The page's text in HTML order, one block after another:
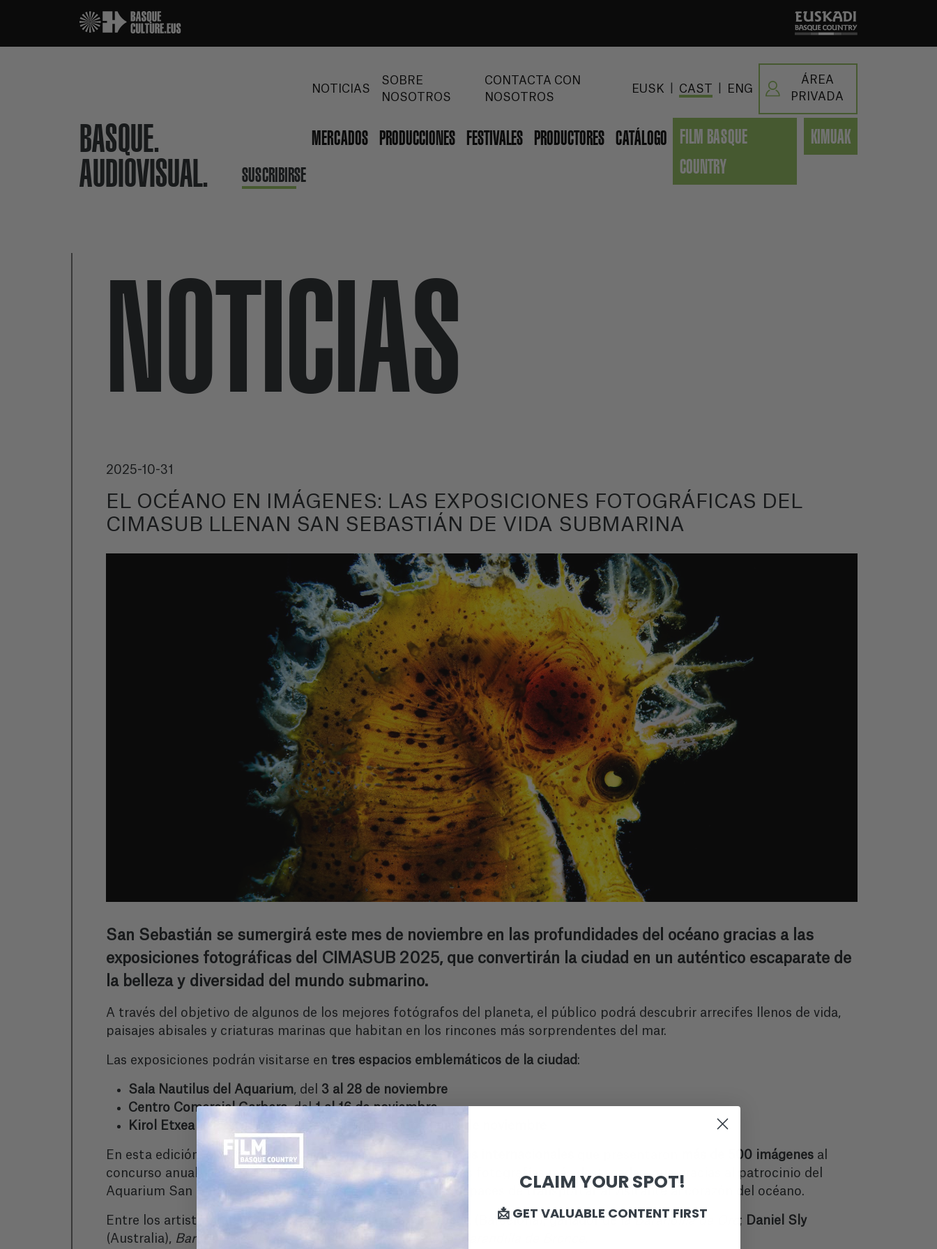
BASQUE.
AUDIOVISUAL.
SUSCRIBIRSE
NOTICIAS
SOBRE
NOSOTROS
CONTACTA CON
NOSOTROS
EUSK CAST ENG
ÁREA
PRIVADA
MERCADOS PRODUCCIONES FESTIVALES PRODUCTORES CATÁLOGO
FILM BASQUE
COUNTRY
KIMUAK
NOTICIAS
2025-10-31
EL OCÉANO EN IMÁGENES: LAS EXPOSICIONES FOTOGRÁFICAS DEL
CIMASUB LLENAN SAN SEBASTIÁN DE VIDA SUBMARINA
San Sebastián se sumergirá este mes de noviembre en las profundidades del océano gracias a las
exposiciones fotográficas del CIMASUB 2025, que convertirán la ciudad en un auténtico escaparate de
la belleza y diversidad del mundo submarino.
A través del objetivo de algunos de los mejores fotógrafos del planeta, el público podrá descubrir arrecifes llenos de vida,
paisajes abisales y criaturas marinas que habitan en los rincones más sorprendentes del mar.
Las exposiciones podrán visitarse en tres espacios emblemáticos de la ciudad :
Sala Nautilus del Aquarium, del 3 al 28 de noviembre
Centro Comercial Garbera, del1 al 16 de noviembre
Kirol Etxea del Estadio de Anoeta
En esta edición, el festival ha reunido a más de 500 imágenes al
concurso anual. De entre todas ellas, se han seleccionado las fotografías más destacadas, que gracias al patrocinio del
Aquarium San Sebastián, componen estas tres muestras capaces de transportar al visitante al corazón del océano.
Entre los artistas galardonados destacan Joan Barcia Ubeda (Barcelona), ganador de laBarandilla de Oro ; Daniel Sly
(Australia), Barandilla de Plata ; yMiguel Ramírez
CLAIM YOUR SPOT!
📩 GET VALUABLE CONTENT FIRST